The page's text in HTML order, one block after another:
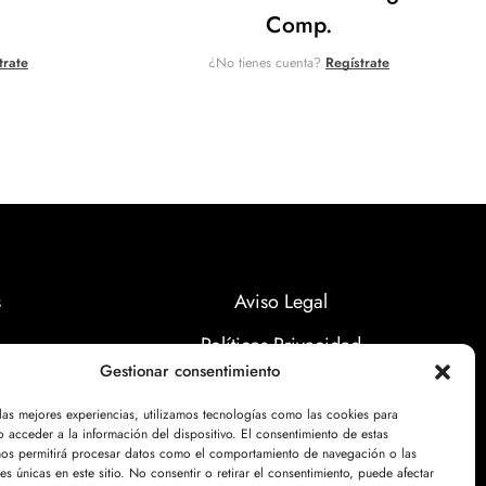
Gestionar consentimiento
mejores experiencias, utilizamos tecnologías como las cookies para
acceder a la información del dispositivo. El consentimiento de estas
permitirá procesar datos como el comportamiento de navegación o las
únicas en este sitio. No consentir o retirar el consentimiento, puede afectar
Comp.
¿No tienes cuenta? Regístrate
Aviso Legal
Políticas Privacidad